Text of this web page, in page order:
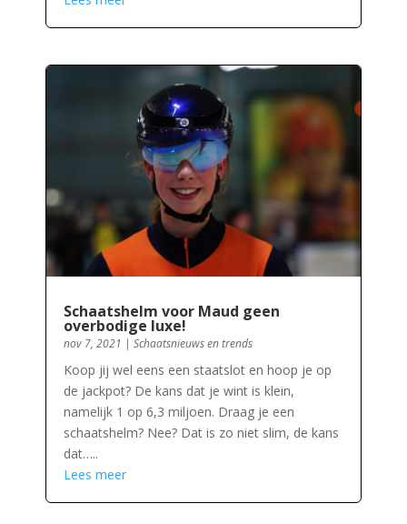
Schaatshelm voor Maud geen
overbodige luxe!
nov 7, 2021 | Schaatsnieuws en trends
Koop jij wel eens een staatslot en hoop je op
de jackpot? De kans dat je wint is klein,
namelijk 1 op 6,3 miljoen. Draag je een
schaatshelm? Nee? Dat is zo niet slim, de kans
dat…..
Lees meer